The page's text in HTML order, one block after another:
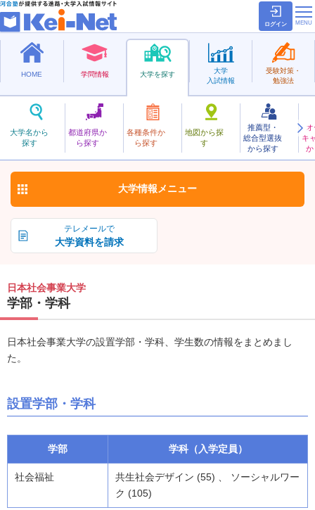
ログイン
HOME 学問情報 大学を探す
大学名から
探す
都道府県か
ら探す
各種条件か
ら探す
地図から探
す
推薦型・
総合型選抜
から探す
キ
か
大学
入試情報
受験対策・
勉強法
私立
にほんしゃかいじぎょう
日本社会事業大学 お気に入り
テレメールで
大学資料を請求
大学情報 メニュー
日本社会事業大学
学部・学科
日本社会事業大学の設置学部・学科、学生数の情報をまとめまし
た。
設置学部・学科
学部 学科（入学定員）
社会福祉
共生社会デザイン (55) 、 ソーシャルワー
ク (105)